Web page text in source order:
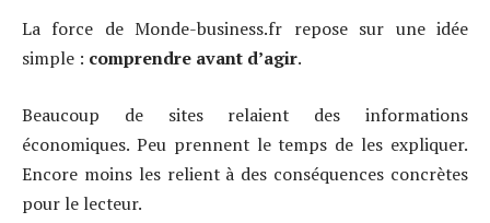
La force de Monde-business.fr repose sur une idée
simple : comprendre avant d’agir.
Beaucoup de sites relaient des informations
économiques. Peu prennent le temps de les expliquer.
Encore moins les relient à des conséquences concrètes
pour le lecteur.